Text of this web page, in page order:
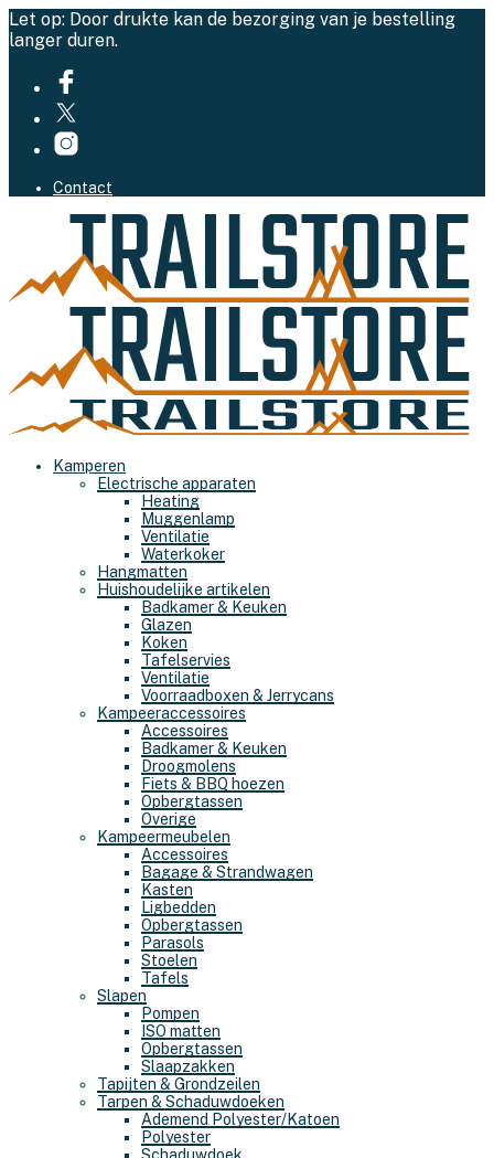
Let op: Door drukte kan de bezorging van je bestelling
langer duren.
Contact
Kamperen
Electrische apparaten
Heating
Muggenlamp
Ventilatie
Waterkoker
Hangmatten
Huishoudelijke artikelen
Badkamer & Keuken
Glazen
Koken
Tafelservies
Ventilatie
Voorraadboxen & Jerrycans
Kampeeraccessoires
Accessoires
Badkamer & Keuken
Droogmolens
Fiets & BBQ hoezen
Opbergtassen
Overige
Kampeermeubelen
Accessoires
Bagage & Strandwagen
Kasten
Ligbedden
Opbergtassen
Parasols
Stoelen
Tafels
Slapen
Pompen
ISO matten
Opbergtassen
Slaapzakken
Tapijten & Grondzeilen
Tarpen & Schaduwdoeken
Ademend Polyester/Katoen
Polyester